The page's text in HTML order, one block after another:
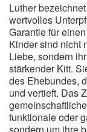
Luther
wertvolles
Garantie für
Kinder sind nicht
Liebe, sondern
stärkender Kitt.
des Ehebundes,
und vertieft. Das
funktionale oder